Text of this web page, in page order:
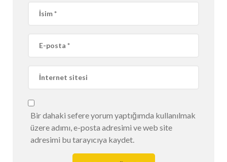
Bir dahaki sefere yorum yaptığımda kullanılmak
üzere adımı, e-posta adresimi ve web site
adresimi bu tarayıcıya kaydet.